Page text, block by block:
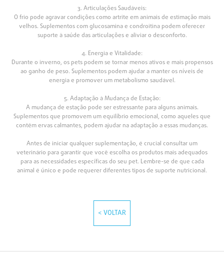
3. Articulações Saudáveis:
O frio pode agravar condições como artrite em animais de estimação mais
velhos. Suplementos com glucosamina e condroitina podem oferecer
suporte à saúde das articulações e aliviar o desconforto.
4. Energia e Vitalidade:
Durante o inverno, os pets podem se tornar menos ativos e mais propensos
ao ganho de peso. Suplementos podem ajudar a manter os níveis de
energia e promover um metabolismo saudável.
5. Adaptação à Mudança de Estação:
A mudança de estação pode ser estressante para alguns animais.
Suplementos que promovem um equilíbrio emocional, como aqueles que
contêm ervas calmantes, podem ajudar na adaptação a essas mudanças.
Antes de iniciar qualquer suplementação, é crucial consultar um
veterinário para garantir que você escolha os produtos mais adequados
para as necessidades específicas do seu pet. Lembre-se de que cada
animal é único e pode requerer diferentes tipos de suporte nutricional.
< VOLTAR